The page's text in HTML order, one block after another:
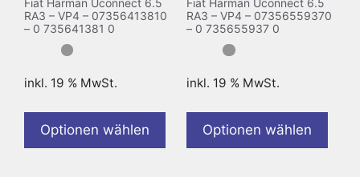
Fiat Harman Uconnect 6.5
RA3 – VP4 – 07356413810
– 0 735641381 0
inkl. 19 % MwSt.
Optionen wählen
Fiat Harman Uconnect 6.5
RA3 – VP4 – 07356559370
– 0 735655937 0
inkl. 19 % MwSt.
Optionen wählen